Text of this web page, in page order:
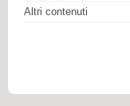
Altri contenuti